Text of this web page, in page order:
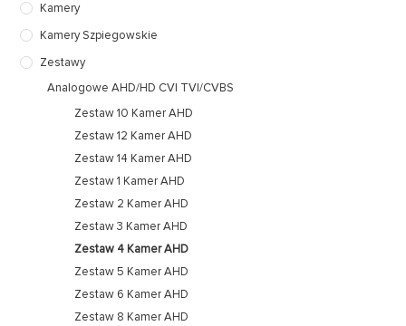
Kamery
Kamery Szpiegowskie
Zestawy
Analogowe AHD/HD CVI TVI/CVBS
Zestaw 10 Kamer AHD
Zestaw 12 Kamer AHD
Zestaw 14 Kamer AHD
Zestaw 1 Kamer AHD
Zestaw 2 Kamer AHD
Zestaw 3 Kamer AHD
Zestaw 4 Kamer AHD
Zestaw 5 Kamer AHD
Zestaw 6 Kamer AHD
Zestaw 8 Kamer AHD